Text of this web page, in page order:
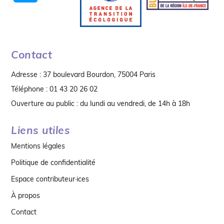
Contact
Adresse : 37 boulevard Bourdon, 75004 Paris
Téléphone : 01 43 20 26 02
Ouverture au public : du lundi au vendredi, de 14h à 18h
Liens utiles
Mentions légales
Politique de confidentialité
Espace contributeur·ices
À propos
Contact